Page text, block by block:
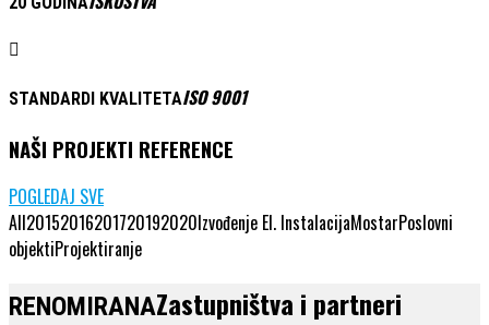
STANDARDI KVALITETAISO 9001
NAŠI PROJEKTI REFERENCE
POGLEDAJ SVE
All20152016201720192020Izvođenje El. InstalacijaMostarPoslovni
objektiProjektiranje
RENOMIRANAZastupništva i partneri